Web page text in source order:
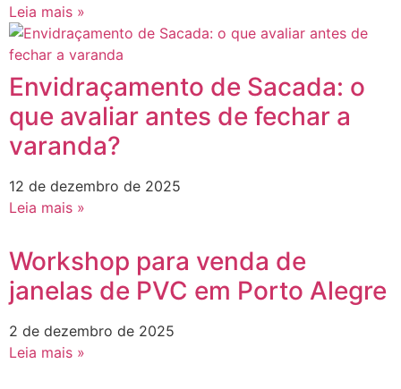
Leia mais »
Envidraçamento de Sacada: o
que avaliar antes de fechar a
varanda?
12 de dezembro de 2025
Leia mais »
Workshop para venda de
janelas de PVC em Porto Alegre
2 de dezembro de 2025
Leia mais »